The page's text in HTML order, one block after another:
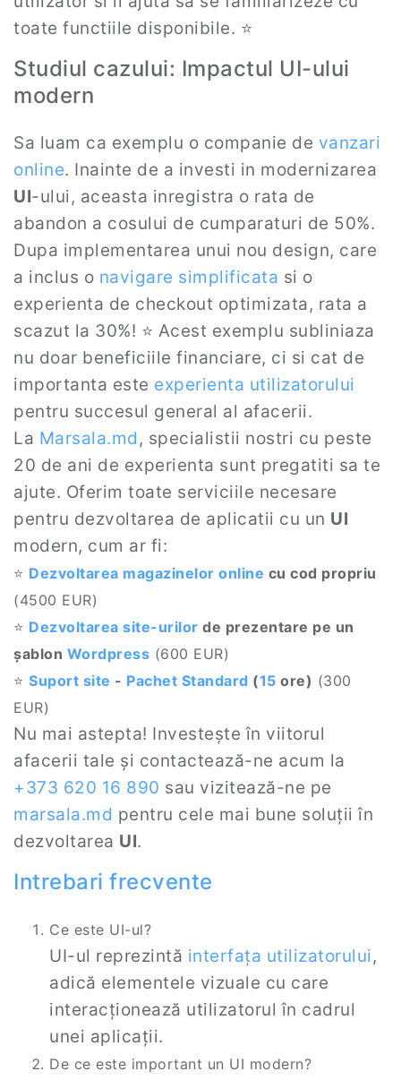
toate functiile disponibile. ⭐
Studiul cazului: Impactul UI-ului
modern
Sa luam ca exemplu o companie de vanzari
online. Inainte de a investi in modernizarea
UI-ului, aceasta inregistra o rata de
abandon a cosului de cumparaturi de 50%.
Dupa implementarea unui nou design, care
a inclus o navigare simplificata si o
experienta de checkout optimizata, rata a
scazut la 30%! ⭐ Acest exemplu subliniaza
nu doar beneficiile financiare, ci si cat de
importanta este experienta utilizatorului
pentru succesul general al afacerii.
La Marsala.md , specialistii nostri cu peste
20 de ani de experienta sunt pregatiti sa te
ajute. Oferim toate serviciile necesare
pentru dezvoltarea de aplicatii cu un UI
modern, cum ar fi:
⭐ Dezvoltarea magazinelor online cu cod propriu
(4500 EUR)
⭐ Dezvoltarea site-urilor de prezentare pe un
șablon Wordpress (600 EUR)
⭐ Suport site - Pachet Standard (15 ore) (300
EUR)
Nu mai astepta! Investește în viitorul
afacerii tale și contactează-ne acum la
+373 620 16 890 sau vizitează-ne pe
marsala.md pentru cele mai bune soluții în
dezvoltarea UI.
Intrebari frecvente
Ce este UI-ul?
UI-ul reprezintă interfața utilizatorului,
adică elementele vizuale cu care
interacționează utilizatorul în cadrul
unei aplicații.
De ce este important un UI modern?